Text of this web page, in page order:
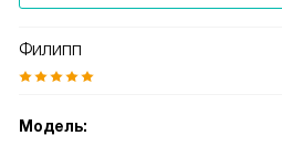
Филипп
Модель: